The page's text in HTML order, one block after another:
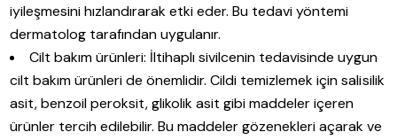
iyileşmesini hızlandırarak etki eder. Bu tedavi yöntemi
dermatolog tarafından uygulanır.
Cilt bakım ürünleri: İltihaplı sivilcenin tedavisinde uygun
cilt bakım ürünleri de önemlidir. Cildi temizlemek için salisilik
asit, benzoil peroksit, glikolik asit gibi maddeler içeren
ürünler tercih edilebilir. Bu maddeler gözenekleri açarak ve